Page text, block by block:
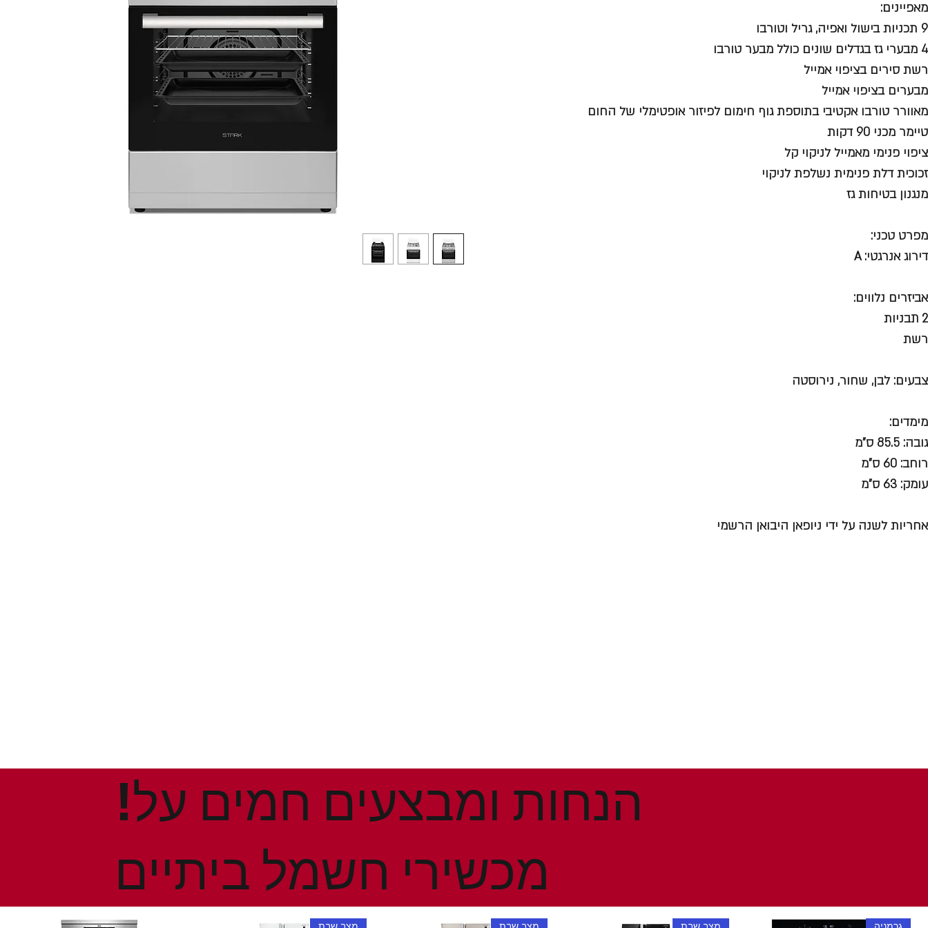
מאפיינים:
9 תכניות בישול ואפיה, גריל וטורבו
4 מבערי גז בגדלים שונים כולל מבער טורבו
רשת סירים בציפוי אמייל
מבערים בציפוי אמייל
מאוורר טורבו אקטיבי בתוספת גוף חימום לפיזור אופטימלי של החום
טיימר מכני 90 דקות
ציפוי פנימי מאמייל לניקוי קל
זכוכית דלת פנימית נשלפת לניקוי
מנגנון בטיחות גז
מפרט טכני:
דירוג אנרגטי: A
אביזרים נלווים:
2 תבניות
רשת
צבעים: לבן, שחור, נירוסטה
מימדים:
גובה: 85.5 ס”מ
רוחב: 60 ס”מ
עומק: 63 ס"מ
אחריות לשנה על ידי ניופאן היבואן הרשמי
!הנחות ומבצעים חמים על
מכשירי חשמל ביתיים